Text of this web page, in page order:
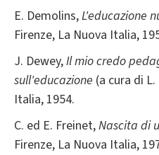
E. Demolins,L'educazione
Firenze, La Nuova Italia,
J. Dewey,Il mio credo
sull'educazione (a cura di
Italia, 1954.
C. ed E. Freinet,Nascita di
Firenze, La Nuova Italia,